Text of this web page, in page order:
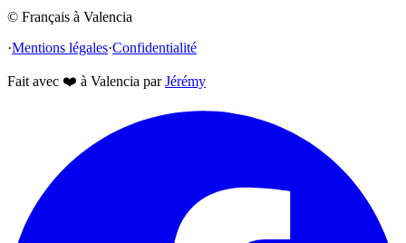
© Français à Valencia
·Mentions légales·Confidentialité
Fait avec ❤️ à Valencia par Jérémy